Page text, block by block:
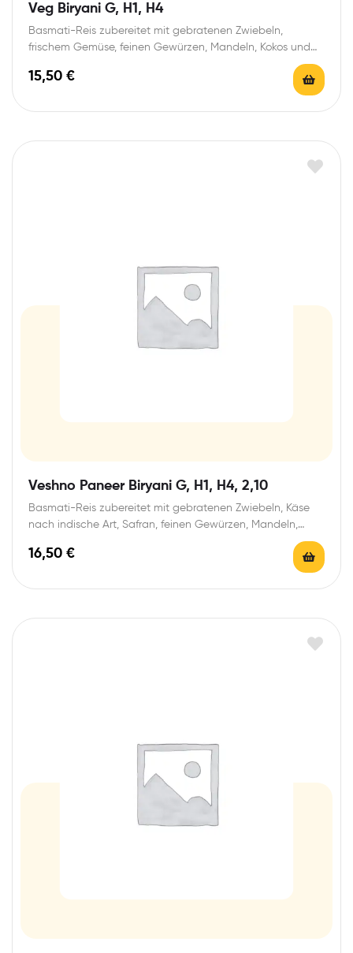
Veg Biryani G, H1, H4
Basmati-Reis zubereitet mit gebratenen Zwiebeln,
frischem Gemüse, feinen Gewürzen, Mandeln, Kokos und
15,50 €
Veshno Paneer Biryani G, H1, H4, 2,10
Basmati-Reis zubereitet mit gebratenen Zwiebeln, Käse
nach indische Art, Safran, feinen Gewürzen, Mandeln,
16,50 €